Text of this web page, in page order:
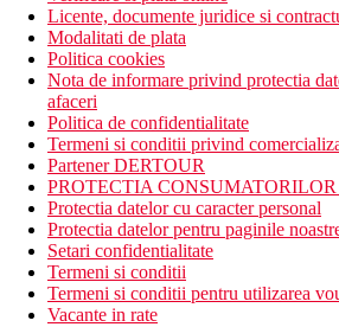
dotate similar camerelor standard
Panoramic
cca 60 m2
cu vedere la mare
baie cu dus si jacuzzi
terasa privata cu hamace
halat de baie, papuci
aparat de cafea cu capsule
intrare gratuita la SPA pentru
16 ani
dotate similar camerelor standard
Descrierea hotelului
receptie, 2 restaurante, spalatorie
Licente, documente juridice si
Modalitati de plata
Politica cookies
Nota de informare privind protectia
afaceri
Politica de confidentialitate
Termeni si conditii privind
Partener DERTOUR
PROTECTIA CONSUMATORILOR
Protectia datelor cu caracter personal
Protectia datelor pentru paginile
Setari confidentialitate
Termeni si conditii
Termeni si conditii pentru utilizarea
Vacante in rate